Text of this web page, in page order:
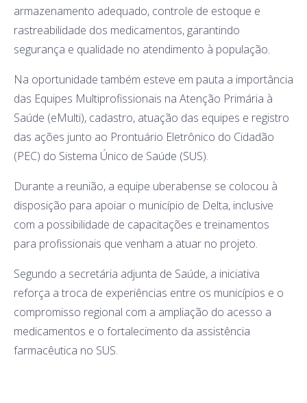
armazenamento adequado, controle de estoque e
rastreabilidade dos medicamentos, garantindo
segurança e qualidade no atendimento à população.
Na oportunidade também esteve em pauta a importância
das Equipes Multiprofissionais na Atenção Primária à
Saúde (eMulti), cadastro, atuação das equipes e registro
das ações junto ao Prontuário Eletrônico do Cidadão
(PEC) do Sistema Único de Saúde (SUS).
Durante a reunião, a equipe uberabense se colocou à
disposição para apoiar o município de Delta, inclusive
com a possibilidade de capacitações e treinamentos
para profissionais que venham a atuar no projeto.
Segundo a secretária adjunta de Saúde, a iniciativa
reforça a troca de experiências entre os municípios e o
compromisso regional com a ampliação do acesso a
medicamentos e o fortalecimento da assistência
farmacêutica no SUS.